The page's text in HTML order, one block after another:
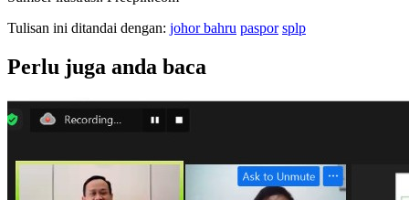
Tulisan ini ditandai dengan: johor bahru paspor splp
Perlu juga anda baca